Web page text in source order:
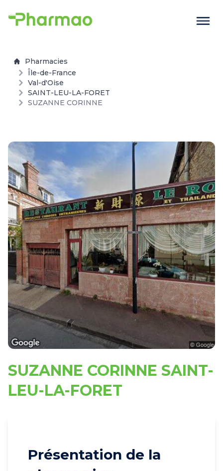
Pharmacies
Île-de-France
Val-d'Oise
SAINT-LEU-LA-FORET
SUZANNE CORINNE
SUZANNE CORINNE SAINT-
LEU-LA-FORET
Présentation de la